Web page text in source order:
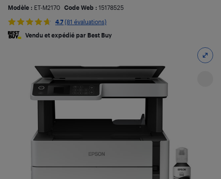
Modèle : ET-M2170 Code Web : 15178525
4.7 (81 évaluations)
Vendu et expédié par Best Buy